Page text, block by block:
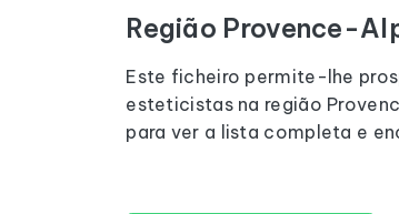
Região Provence-
Este ficheiro permite-lhe
esteticistas na região
para ver a lista completa e